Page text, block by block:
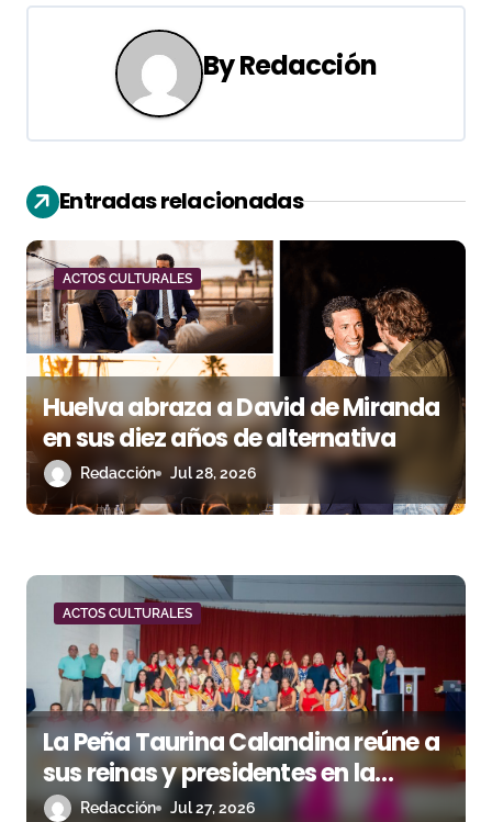
c
i
ó
n
d
e
e
n
t
a
s
ByRedacción
Entradas relacionadas
ACTOS CULTURALES
Huelva abraza a David de Miranda
en sus diez años de alternativa
Redacción Jul 28, 2026
ACTOS CULTURALES
La Peña Taurina Calandina reúne a
sus reinas y presidentes en la
celebración de su 50.º aniversario
Redacción Jul 27, 2026